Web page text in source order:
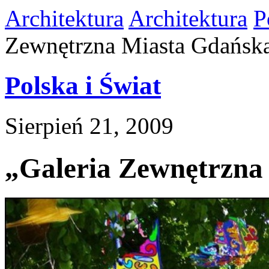
Architektura Architektura
Zewnętrzna Miasta
Polska i Świat
Sierpień 21, 2009
„Galeria